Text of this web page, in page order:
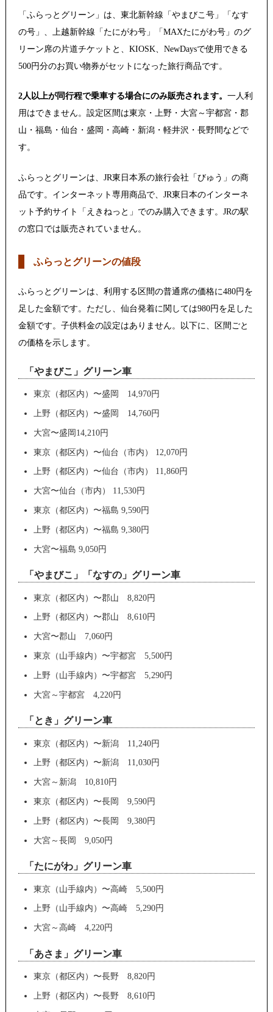
「ふらっとグリーン」は、東北新幹線「やまびこ号」「なす
の号」、上越新幹線「たにがわ号」「MAXたにがわ号」のグ
リーン席の片道チケットと、KIOSK、NewDaysで使用できる
500円分のお買い物券がセットになった旅行商品です。
2人以上が同行程で乗車する場合にのみ販売されます。 一人利
用はできません。設定区間は東京・上野・大宮～宇都宮・郡
山・福島・仙台・盛岡・高崎・新潟・軽井沢・長野間などで
す。
ふらっとグリーンは、JR東日本系の旅行会社「びゅう」の商
品です。インターネット専用商品で、JR東日本のインターネ
ット予約サイト「えきねっと」でのみ購入できます。JRの駅
の窓口では販売されていません。
ふらっとグリーンの値段
ふらっとグリーンは、利用する区間の普通席の価格に480円を
足した金額です。ただし、仙台発着に関しては980円を足した
金額です。子供料金の設定はありません。以下に、区間ごと
の価格を示します。
「やまびこ」グリーン車
東京（都区内）〜盛岡 14,970円
上野（都区内）〜盛岡 14,760円
大宮〜盛岡14,210円
東京（都区内）〜仙台（市内） 12,070円
上野（都区内）〜仙台（市内） 11,860円
大宮〜仙台（市内） 11,530円
東京（都区内）〜福島 9,590円
上野（都区内）〜福島 9,380円
大宮〜福島 9,050円
「やまびこ」「なすの」グリーン車
東京（都区内）〜郡山 8,820円
上野（都区内）〜郡山 8,610円
大宮〜郡山 7,060円
東京（山手線内）〜宇都宮 5,500円
上野（山手線内）〜宇都宮 5,290円
大宮～宇都宮 4,220円
「とき」グリーン車
東京（都区内）〜新潟 11,240円
上野（都区内）〜新潟 11,030円
大宮～新潟 10,810円
東京（都区内）〜長岡 9,590円
上野（都区内）〜長岡 9,380円
大宮～長岡 9,050円
「たにがわ」グリーン車
東京（山手線内）〜高崎 5,500円
上野（山手線内）〜高崎 5,290円
大宮～高崎 4,220円
「あさま」グリーン車
東京（都区内）〜長野 8,820円
上野（都区内）〜長野 8,610円